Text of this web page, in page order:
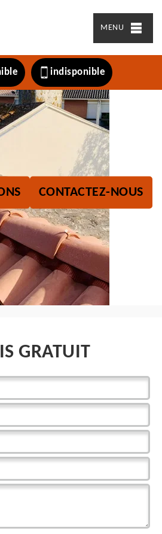
MENU
indisponible
CONTACTEZ-NOUS
GRATUIT